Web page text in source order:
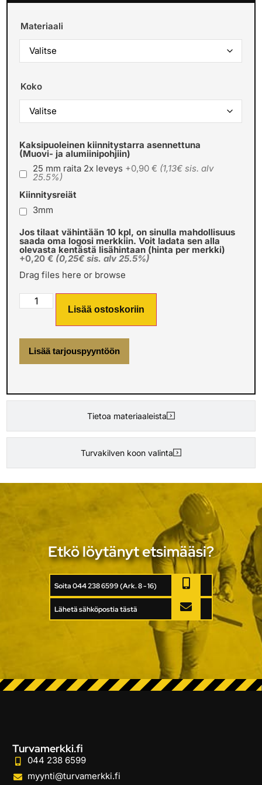
Tietoa materiaaleista
Turvakilven koon valinta
Materiaali
Koko
Kaksipuoleinen kiinnitystarra asennettuna
(Muovi- ja alumiinipohjiin)
25 mm raita 2x leveys +0,90 € (1,13€ sis. alv
25.5%)
Kiinnitysreiät
3mm
Jos tilaat vähintään 10 kpl, on sinulla mahdollisuus
saada oma logosi merkkiin. Voit ladata sen alla
olevasta kentästä lisähintaan (hinta per merkki)
+0,20 € (0,25€ sis. alv 25.5%)
Drag files here or browse
Lisää ostoskoriin
Lisää tarjouspyyntöön
Etkö löytänyt etsimääsi?
Soita 044 238 6599 (Ark. 8 - 16)
Lähetä sähköpostia tästä
Turvamerkki.fi
044 238 6599
myynti@turvamerkki.fi